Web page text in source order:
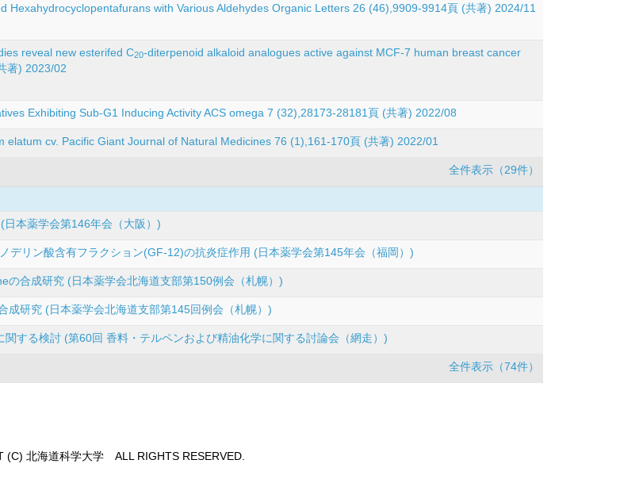
Hexahydrocyclopentafurans with Various Aldehydes Organic Letters 26 (46),9909-9914頁 (共著) 2024/11
reveal new esterifed C20‐diterpenoid alkaloid analogues active against MCF‐7 human breast cancer
著) 2023/02
Exhibiting Sub-G1 Inducing Activity ACS omega 7 (32),28173-28181頁 (共著) 2022/08
cv. Pacific Giant Journal of Natural Medicines 76 (1),161-170頁 (共著) 2022/01
全件表示（29件）
本薬学会第146年会（大阪）)
デリン酸含有フラクション(GF-12)の抗炎症作用 (日本薬学会第145年会（福岡）)
合成研究 (日本薬学会北海道支部第150例会（札幌）)
研究 (日本薬学会北海道支部第145回例会（札幌）)
する検討 (第60回 香料・テルペンおよび精油化学に関する討論会（網走）)
全件表示（74件）
(C) 北海道科学大学 ALL RIGHTS RESERVED.